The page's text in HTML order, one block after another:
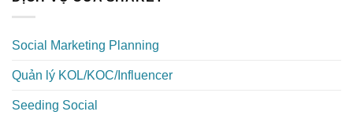
Social Marketing Planning
Quản lý KOL/KOC/Influencer
Seeding Social